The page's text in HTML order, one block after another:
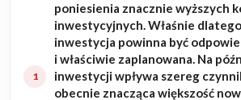
Rezydencje
Rozbudowa
poniesienia znacznie wyższych
inwestycyjnych. Właśnie
inwestycja powinna być
i właściwie zaplanowana. Na
inwestycji wpływa szereg
obecnie znacząca większość